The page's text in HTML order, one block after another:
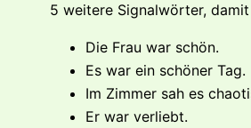
5 weitere Signalwörter,
Die Frau war schön.
Es war ein schöner Tag.
Im Zimmer sah es
Er war verliebt.